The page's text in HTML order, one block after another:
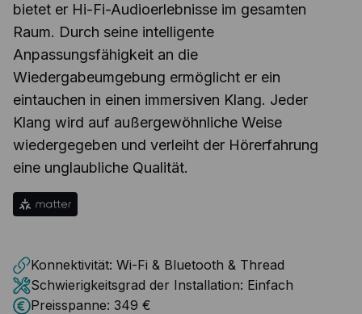
bietet er Hi-Fi-Audioerlebnisse im gesamten
Raum. Durch seine intelligente
Anpassungsfähigkeit an die
Wiedergabeumgebung ermöglicht er ein
eintauchen in einen immersiven Klang. Jeder
Klang wird auf außergewöhnliche Weise
wiedergegeben und verleiht der Hörerfahrung
eine unglaubliche Qualität.
Konnektivität: Wi-Fi & Bluetooth & Thread
Schwierigkeitsgrad der Installation: Einfach
Preisspanne: 349 €